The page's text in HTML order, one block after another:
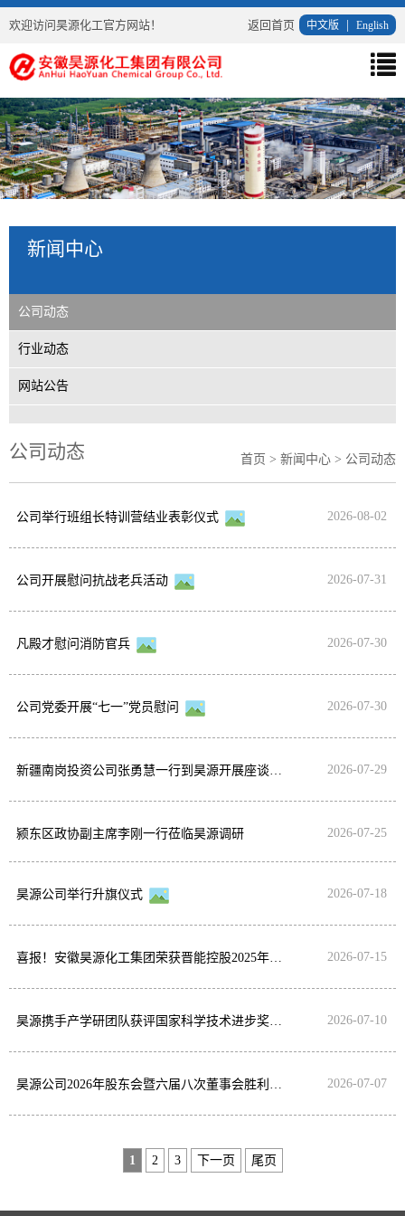
欢迎访问昊源化工官方网站！ 中文版 English
返回首页
导
航
菜
单
新闻中心
公司动态
行业动态
网站公告
公司动态 首页 > 新闻中心 > 公司动态
2026-08-02
公司举行班组长特训营结业表彰仪式
2026-07-31
公司开展慰问抗战老兵活动
2026-07-30
凡殿才慰问消防官兵
2026-07-30
公司党委开展“七一”党员慰问
2026-07-29
新疆南岗投资公司张勇慧一行到昊源开展座谈交流
2026-07-25
颍东区政协副主席李刚一行莅临昊源调研
2026-07-18
昊源公司举行升旗仪式
2026-07-15
喜报！安徽昊源化工集团荣获晋能控股2025年度先进单位荣誉称号
2026-07-10
昊源携手产学研团队获评国家科学技术进步奖二等奖
2026-07-07
昊源公司2026年股东会暨六届八次董事会胜利召开
1 2 3 下一页 尾页